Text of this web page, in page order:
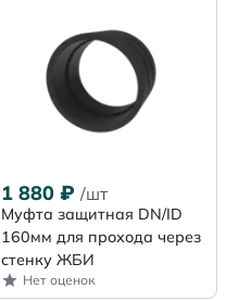
1 880 ₽ /шт
Муфта защитная DN/ID
160мм для прохода через
стенку ЖБИ
Нет оценок